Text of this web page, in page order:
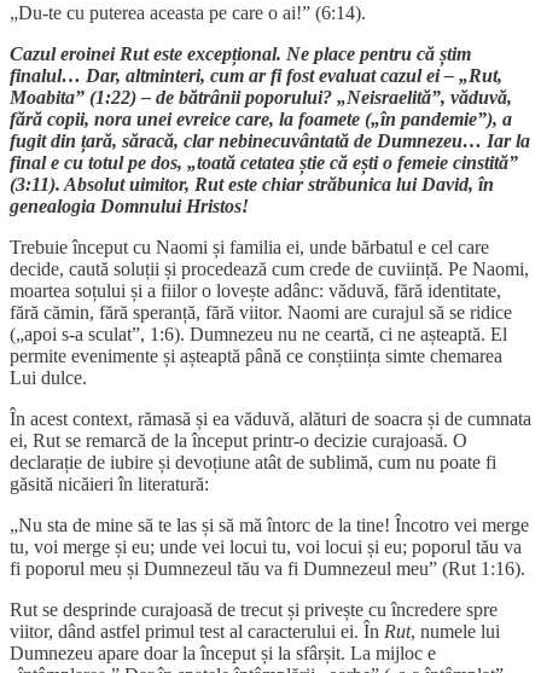
„Du-te cu puterea aceasta pe care o ai!” (6:14).
Cazul eroinei Rut este excepțional. Ne place pentru că știm
finalul… Dar, altminteri, cum ar fi fost evaluat cazul ei – „Rut,
Moabita” (1:22) – de bătrânii poporului? „Neisraelită”, văduvă,
fără copii, nora unei evreice care, la foamete („în pandemie”), a
fugit din țară, săracă, clar nebinecuvântată de Dumnezeu… Iar la
final e cu totul pe dos, „toată cetatea știe că ești o femeie cinstită”
(3:11). Absolut uimitor, Rut este chiar străbunica lui David, în
genealogia Domnului Hristos!
Trebuie început cu Naomi și familia ei, unde bărbatul e cel care
decide, caută soluții și procedează cum crede de cuviință. Pe Naomi,
moartea soțului și a fiilor o lovește adânc: văduvă, fără identitate,
fără cămin, fără speranță, fără viitor. Naomi are curajul să se ridice
(„apoi s-a sculat”, 1:6). Dumnezeu nu ne ceartă, ci ne așteaptă. El
permite evenimente și așteaptă până ce conștiința simte chemarea
Lui dulce.
În acest context, rămasă și ea văduvă, alături de soacra și de cumnata
ei, Rut se remarcă de la început printr-o decizie curajoasă. O
declarație de iubire și devoțiune atât de sublimă, cum nu poate fi
găsită nicăieri în literatură:
„Nu sta de mine să te las și să mă întorc de la tine! Încotro vei merge
tu, voi merge și eu; unde vei locui tu, voi locui și eu; poporul tău va
fi poporul meu și Dumnezeul tău va fi Dumnezeul meu” (Rut 1:16).
Rut se desprinde curajoasă de trecut și privește cu încredere spre
viitor, dând astfel primul test al caracterului ei. În Rut, numele lui
Dumnezeu apare doar la început și la sfârșit. La mijloc e